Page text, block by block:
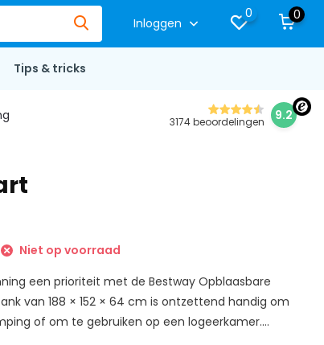
Inloggen
0 0
Tips & tricks
3174 beoordelingen 9.2
Niet op voorraad
een prioriteit met de Bestway Opblaasbare
van 188 × 152 × 64 cm is ontzettend handig om
of om te gebruiken op een logeerkamer....